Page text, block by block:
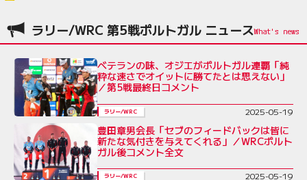
ラリー/WRC 第5戦ポルトガル ニュース
ベテランの味、オジエがポルトガル連覇「純
粋な速さでオイットに勝てたとは思えない」
／第5戦最終日コメント
ラリー/WRC 2025-05-19
豊田章男会長「セブのフィードバックは皆に
新たな気付きを与えてくれる」／WRCポルト
ガル後コメント全文
ラリー/WRC 2025-05-19